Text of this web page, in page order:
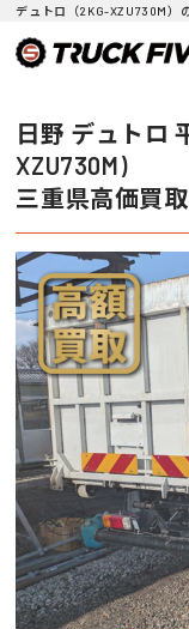
デュトロ（2KG-XZU730M）
日野 デュトロ
XZU730M)
三重県高価買取